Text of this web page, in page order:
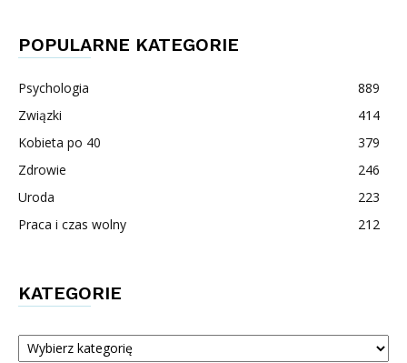
POPULARNE KATEGORIE
Psychologia
889
Związki
414
Kobieta po 40
379
Zdrowie
246
Uroda
223
Praca i czas wolny
212
KATEGORIE
Kategorie